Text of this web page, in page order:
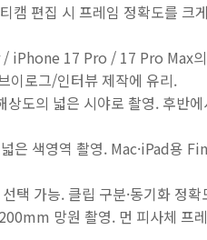
캠 편집 시 프레임 정확도를 크
17 Pro / 17 Pro Max의
이로그/인터뷰 제작에 유리.
도의 넓은 시야로 촬영. 후반
은 색영역 촬영. Mac·iPad용
택 가능. 클립 구분·동기화 정
망원 촬영. 먼 피사체 프